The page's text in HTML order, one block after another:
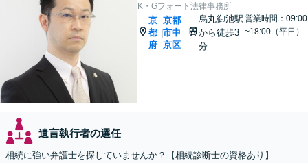
K・Gフォート法律事務所
京
都
府
|
京都
市中
京区
烏丸御池駅
から徒歩3
分
営業時間：09:00
~18:00（平日）
遺言執行者の選任
相続に強い弁護士を探していませんか？【相続診断士の資格あり】